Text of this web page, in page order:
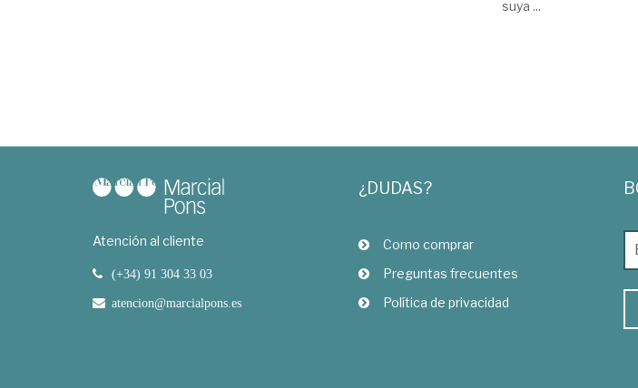
suya ...
Atención al cliente
(+34) 91 304 33 03
atencion@marcialpons.es
¿DUDAS?
Como comprar
Preguntas frecuentes
Política de privacidad